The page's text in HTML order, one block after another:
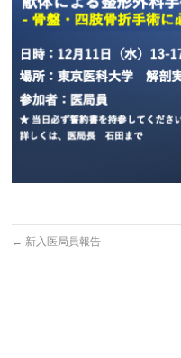
← 新入医局員報告